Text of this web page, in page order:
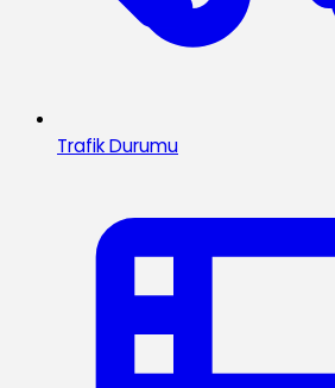
Trafik Durumu